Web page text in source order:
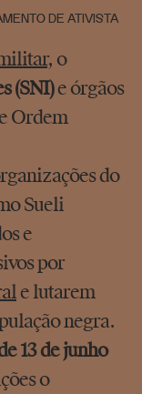
DE ATIVISTA
, o
(SNI)e órgãos
Ordem
do
Sueli
e
por
e lutarem
negra.
13 de junho
o